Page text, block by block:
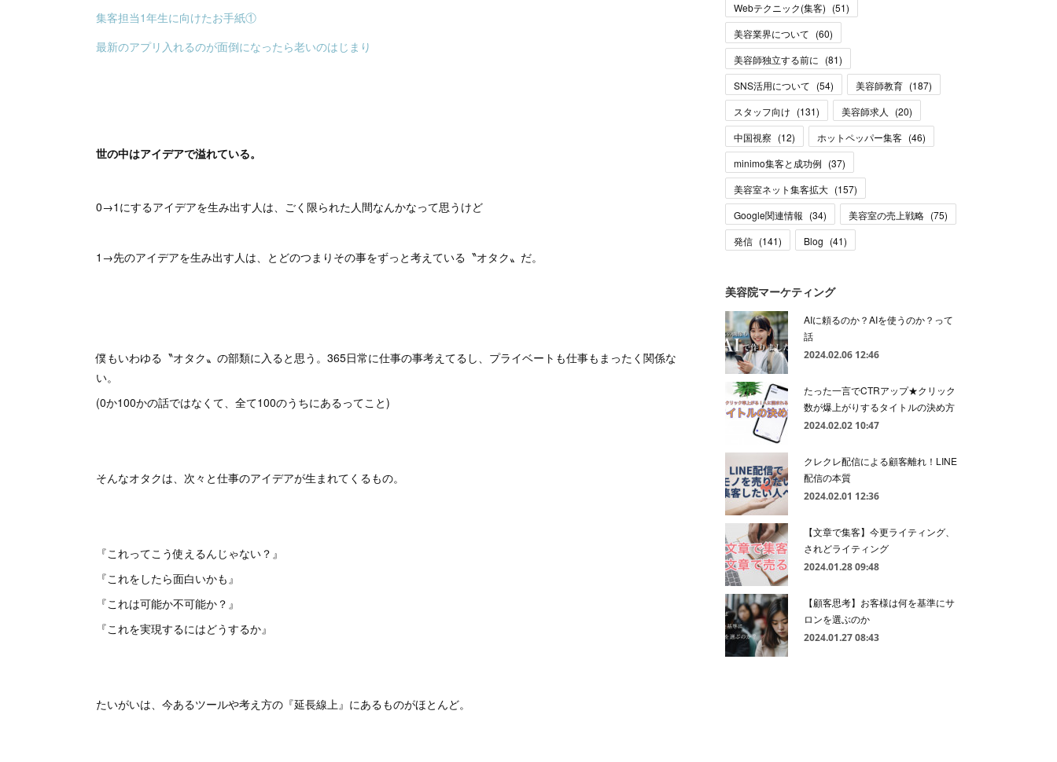
集客担当1年生に向けたお手紙①
最新のアプリ入れるのが面倒になったら老いのはじまり
世の中はアイデアで溢れている。
0→1にするアイデアを生み出す人は、ごく限られた人間なんかなって思うけど
1→先のアイデアを生み出す人は、とどのつまりその事をずっと考えている〝オタク〟だ。
僕もいわゆる〝オタク〟の部類に入ると思う。365日常に仕事の事考えてるし、プライベートも仕事もまったく関係な
い。
(0か100かの話ではなくて、全て100のうちにあるってこと)
そんなオタクは、次々と仕事のアイデアが生まれてくるもの。
『これってこう使えるんじゃない？』
『これをしたら面白いかも』
『これは可能か不可能か？』
『これを実現するにはどうするか』
たいがいは、今あるツールや考え方の『延長線上』にあるものがほとんど。
Webテクニック(集客) (51)
美容業界について (60)
美容師独立する前に (81)
SNS活用について (54) 美容師教育 (187)
スタッフ向け (131) 美容師求人 (20)
中国視察 (12) ホットペッパー集客 (46)
minimo集客と成功例 (37)
美容室ネット集客拡大 (157)
Google関連情報 (34) 美容室の売上戦略 (75)
発信 (141) Blog (41)
美容院マーケティング
AIに頼るのか？AIを使うのか？って
話
2024.02.06 12:46
たった一言でCTRアップ★クリック
数が爆上がりするタイトルの決め方
2024.02.02 10:47
クレクレ配信による顧客離れ！LINE
配信の本質
2024.02.01 12:36
【文章で集客】今更ライティング、
されどライティング
2024.01.28 09:48
【顧客思考】お客様は何を基準にサ
ロンを選ぶのか
2024.01.27 08:43